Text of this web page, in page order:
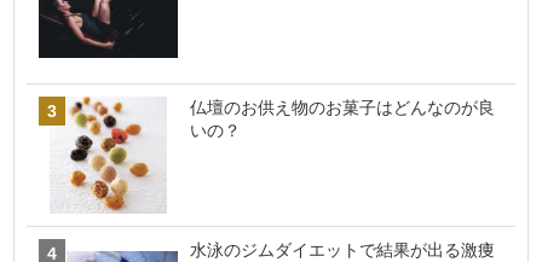
仏壇のお供え物のお菓子はどんなのが良
いの？
水泳のジムダイエットで結果が出る激痩